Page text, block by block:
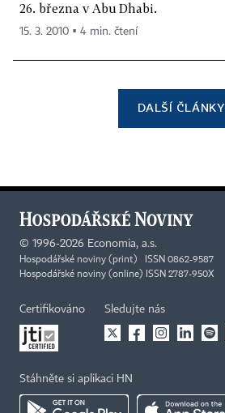
26. března v Abu Dhabi.
15. 3. 2010 ▪ 4 min. čtení
DALŠÍ ČLÁNKY
© 1996-2026 Economia, a.s.
Hospodářské noviny (print) ISSN 0862-9587
Hospodářské noviny (online) ISSN 2787-950X
Certifikováno Sledujte nás
Stáhněte si aplikaci HN